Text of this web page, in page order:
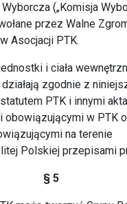
(„Komisja
przez Walne
Asocjacji PTK.
i ciała
zgodnie z
PTK i innymi
obowiązującymi w PTK
na terenie
Polskiej przepisami
§ 5